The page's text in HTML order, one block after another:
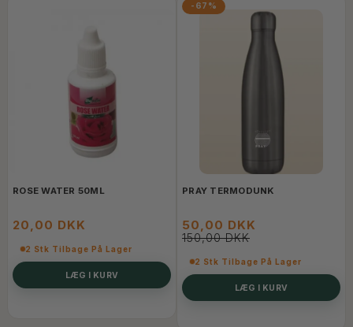
ROSE WATER 50ML
20,00 DKK
2 Stk Tilbage På Lager
LÆG I KURV
-67%
PRAY TERMODUNK
50,00 DKK
150,00 DKK
2 Stk Tilbage På Lager
LÆG I KURV